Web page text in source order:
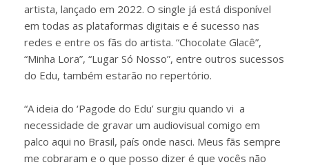
artista, lançado em 2022. O single já está disponível
em todas as plataformas digitais e é sucesso nas
redes e entre os fãs do artista. “Chocolate Glacê”,
“Minha Lora”, “Lugar Só Nosso”, entre outros sucessos
do Edu, também estarão no repertório.
“A ideia do ‘Pagode do Edu’ surgiu quando vi a
necessidade de gravar um audiovisual comigo em
palco aqui no Brasil, país onde nasci. Meus fãs sempre
me cobraram e o que posso dizer é que vocês não